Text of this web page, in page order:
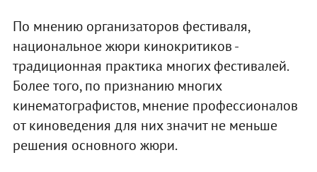
По мнению организаторов фестиваля,
национальное жюри кинокритиков -
традиционная практика многих фестивалей.
Более того, по признанию многих
кинематографистов, мнение профессионалов
от киноведения для них значит не меньше
решения основного жюри.